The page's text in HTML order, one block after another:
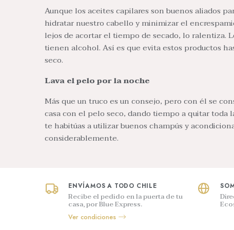
Aunque los aceites capilares son buenos aliados
hidratar nuestro cabello y minimizar el
lejos de acortar el tiempo de secado, lo ralentiza.
tienen alcohol. Así es que evita estos productos
seco.
Lava el pelo por la noche
Más que un truco es un consejo, pero con él se
casa con el pelo seco, dando tiempo a quitar toda
te habitúas a utilizar buenos champús y
considerablemente.
ENVÍAMOS A TODO CHILE
Recibe el pedido en la puerta de tu
casa, por Blue Express.
Ver condiciones